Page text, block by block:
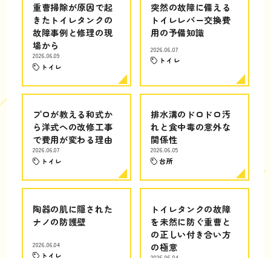
重曹掃除が原因で起
きたトイレタンクの
故障事例と修理の現
場から
2026.06.09
トイレ
突然の故障に備える
トイレレバー交換費
用の予備知識
2026.06.07
トイレ
プロが教える和式か
ら洋式への改修工事
で費用が変わる理由
2026.06.07
トイレ
排水溝のドロドロ汚
れと食中毒の意外な
関係性
2026.06.05
台所
陶器の肌に隠された
ナノの防護壁
2026.06.04
トイレ
トイレタンクの故障
を未然に防ぐ重曹と
の正しい付き合い方
の極意